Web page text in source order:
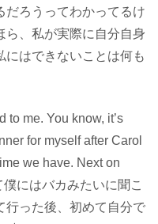
だろうってわかってるけ
ら、私が実際に自分自身
にはできないことは何も
to me. You know, it’s
for myself after Carol
we have. Next on
にはバカみたいに聞こ
行った後、初めて自分で